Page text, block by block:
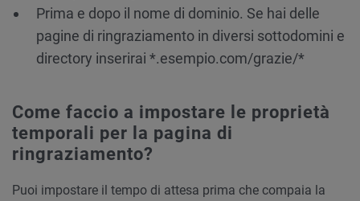
Prima e dopo il nome di dominio. Se hai delle
pagine di ringraziamento in diversi sottodomini e
directory inserirai *.esempio.com/grazie/*
Come faccio a impostare le proprietà
temporali per la pagina di
ringraziamento?
Puoi impostare il tempo di attesa prima che compaia la